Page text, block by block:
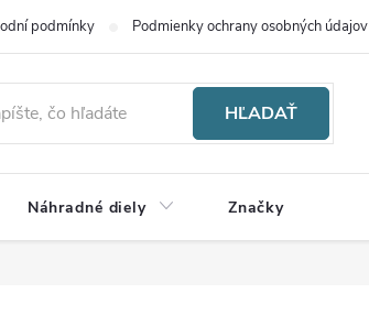
podmínky Podmienky ochrany osobných údajov
HĽADAŤ
Náhradné diely Značky